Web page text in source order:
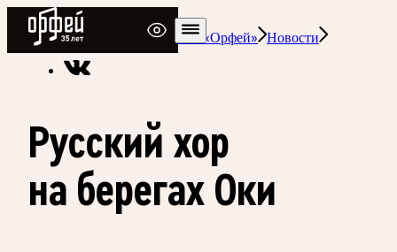
Радио Орфей
Радио классической музыки «Орфей» Новости
Русский хор
на берегах Оки